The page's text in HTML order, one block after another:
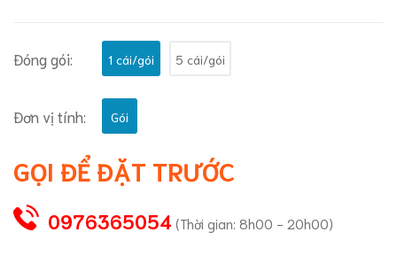
Đóng gói: 1 cái/gói 5 cái/gói
Đơn vị tính: Gói
GỌI ĐỂ ĐẶT TRƯỚC
0976365054 (Thời gian: 8h00 - 20h00)